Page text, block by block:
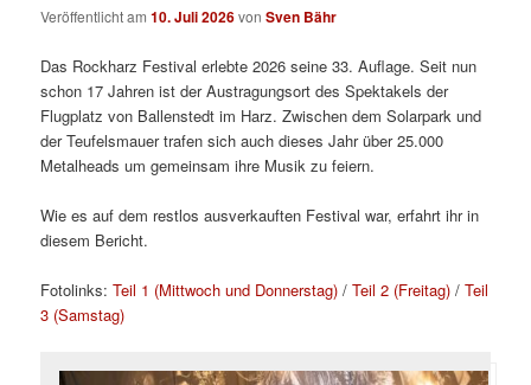
Veröffentlicht am10. Juli 2026vonSven Bähr
Das Rockharz Festival erlebte 2026 seine 33. Auflage. Seit nun
schon 17 Jahren ist der Austragungsort des Spektakels der
Flugplatz von Ballenstedt im Harz. Zwischen dem Solarpark und
der Teufelsmauer trafen sich auch dieses Jahr über 25.000
Metalheads um gemeinsam ihre Musik zu feiern.
Wie es auf dem restlos ausverkauften Festival war, erfahrt ihr in
diesem Bericht.
Fotolinks:Teil 1 (Mittwoch und Donnerstag) /Teil 2 (Freitag) /Teil
3 (Samstag)